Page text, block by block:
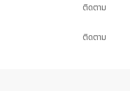
ติดตาม
ติดตาม